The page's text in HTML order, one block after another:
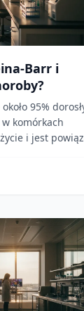
Barr i
95%
komórkach
i jest